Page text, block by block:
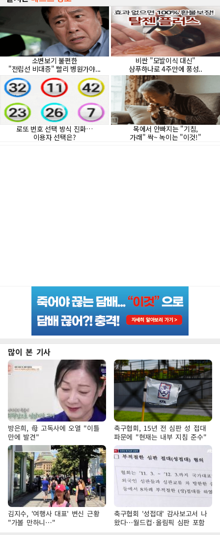
많이 본 기사
방은희, 母 고독사에 오열 "이틀
만에 발견"
축구협회, 15년 전 심판 성 접대
파문에 "현재는 내부 지침 준수"
김지수, '여행사 대표' 변신 근황
"가볼 만하니…"
축구협회 '성접대' 감사보고서 나
왔다…월드컵·올림픽 심판 포함